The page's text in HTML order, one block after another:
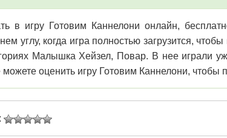
в игру Готовим Каннелони онлайн,
углу, когда игра полностью загрузится,
Малышка Хейзел, Повар. В нее играли
можете оценить игру Готовим Каннелони, чтобы